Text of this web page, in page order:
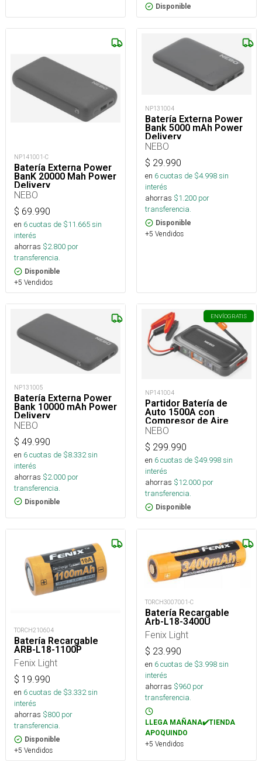
Disponible
NP141001-C
Batería Externa Power
BanK 20000 Mah Power
Delivery
NEBO
$ 69.990
en 6cuotas de $11.665sin
interés
ahorras $2.800 por
transferencia.
Disponible
+5 Vendidos
NP131004
Batería Externa Power
Bank 5000 mAh Power
Delivery
NEBO
$ 29.990
en 6cuotas de $4.998sin
interés
ahorras $1.200 por
transferencia.
Disponible
+5 Vendidos
NP131005
Batería Externa Power
Bank 10000 mAh Power
Delivery
NEBO
$ 49.990
en 6cuotas de $8.332sin
interés
ahorras $2.000 por
transferencia.
Disponible
ENVÍOGRATIS
NP141004
Partidor Batería de
Auto 1500A con
Compresor de Aire
NEBO
$ 299.990
en 6cuotas de $49.998sin
interés
ahorras $12.000 por
transferencia.
Disponible
TORCH210604
Batería Recargable
ARB-L18-1100P
Fenix Light
$ 19.990
en 6cuotas de $3.332sin
interés
ahorras $800 por
transferencia.
Disponible
+5 Vendidos
TORCH3007001-C
Batería Recargable
Arb-L18-3400U
Fenix Light
$ 23.990
en 6cuotas de $3.998sin
interés
ahorras $960 por
transferencia.
LLEGA MAÑANA✔️TIENDA
APOQUINDO
+5 Vendidos